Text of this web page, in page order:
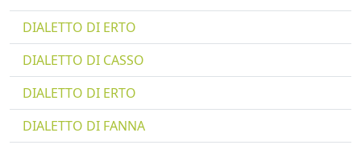
DIALETTO DI ERTO
DIALETTO DI CASSO
DIALETTO DI ERTO
DIALETTO DI FANNA